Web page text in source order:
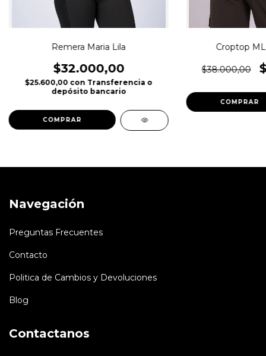
Remera Maria Lila
$32.000,00
$25.600,00 con Transferencia o
depósito bancario
COMPRAR
Croptop
$38.000,00
COMPRAR
Navegación
Preguntas Frecuentes
Contacto
Politica de Cambios y Devoluciones
Blog
Contactanos